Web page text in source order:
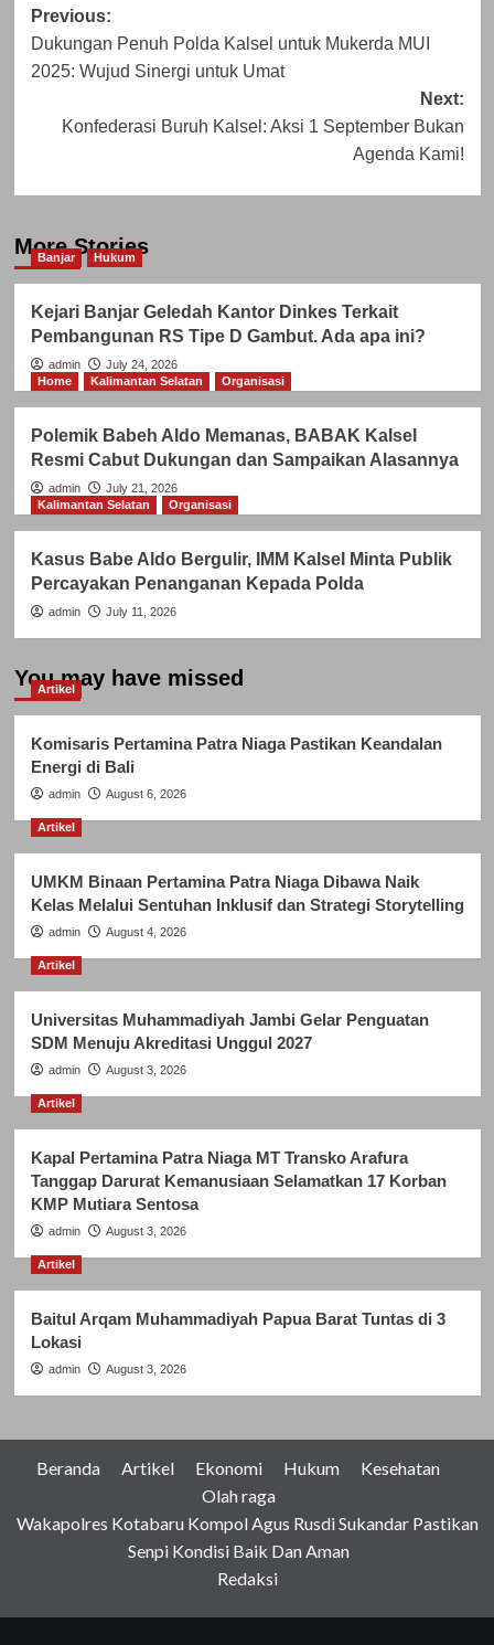
Post
navigation
Previous:
Dukungan Penuh Polda Kalsel untuk Mukerda MUI
2025: Wujud Sinergi untuk Umat
Next:
Konfederasi Buruh Kalsel: Aksi 1 September Bukan
Agenda Kami!
More Stories
Banjar Hukum
Kejari Banjar Geledah Kantor Dinkes Terkait
Pembangunan RS Tipe D Gambut. Ada apa ini?
admin
July 24, 2026
Home
Kalimantan Selatan Organisasi
Polemik Babeh Aldo Memanas, BABAK Kalsel
Resmi Cabut Dukungan dan Sampaikan Alasannya
admin
July 21, 2026
Kalimantan Selatan
Organisasi
Kasus Babe Aldo Bergulir, IMM Kalsel Minta Publik
Percayakan Penanganan Kepada Polda
admin July 11, 2026
You may have missed
Artikel
Komisaris Pertamina Patra Niaga Pastikan Keandalan
Energi di Bali
admin August 6, 2026
Artikel
UMKM Binaan Pertamina Patra Niaga Dibawa Naik
Kelas Melalui Sentuhan Inklusif dan Strategi Storytelling
admin August 4, 2026
Artikel
Universitas Muhammadiyah Jambi Gelar Penguatan
SDM Menuju Akreditasi Unggul 2027
admin August 3, 2026
Artikel
Kapal Pertamina Patra Niaga MT Transko Arafura
Tanggap Darurat Kemanusiaan Selamatkan 17 Korban
KMP Mutiara Sentosa
admin August 3, 2026
Artikel
Baitul Arqam Muhammadiyah Papua Barat Tuntas di 3
Lokasi
admin August 3, 2026
Beranda Artikel Ekonomi Hukum
Kesehatan
Olah raga
Wakapolres Kotabaru Kompol Agus Rusdi Sukandar Pastikan
Senpi Kondisi Baik Dan Aman
Redaksi